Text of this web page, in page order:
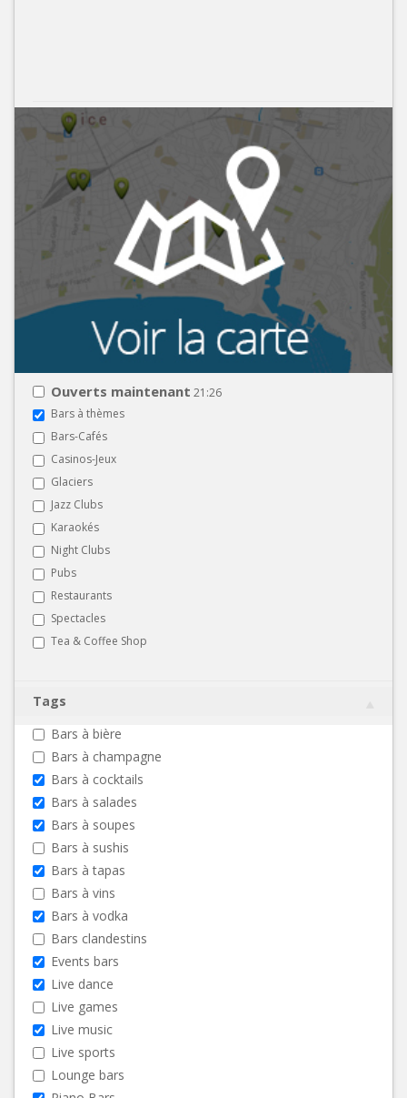
Ouverts maintenant 21:26
Bars à thèmes
Bars-Cafés
Casinos-Jeux
Glaciers
Jazz Clubs
Karaokés
Night Clubs
Pubs
Restaurants
Spectacles
Tea & Coffee Shop
Tags
Bars à bière
Bars à champagne
Bars à cocktails
Bars à salades
Bars à soupes
Bars à sushis
Bars à tapas
Bars à vins
Bars à vodka
Bars clandestins
Events bars
Live dance
Live games
Live music
Live sports
Lounge bars